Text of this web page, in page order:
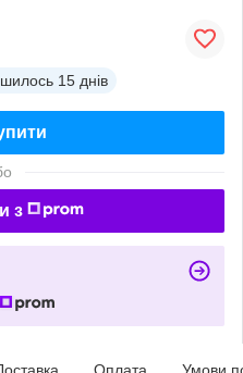
15 днів
з
Оплата Умови